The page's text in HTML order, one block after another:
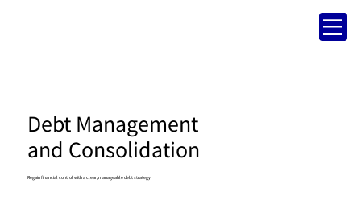
Debt Management
and Consolidation
Regain financial control with a clear, manageable debt strategy